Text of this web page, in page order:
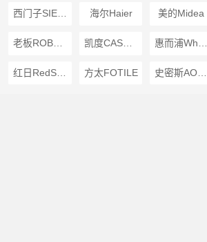
海尔Haier 美的Midea
凯度CASDON
方太FOTILE 史密斯AOSMITH